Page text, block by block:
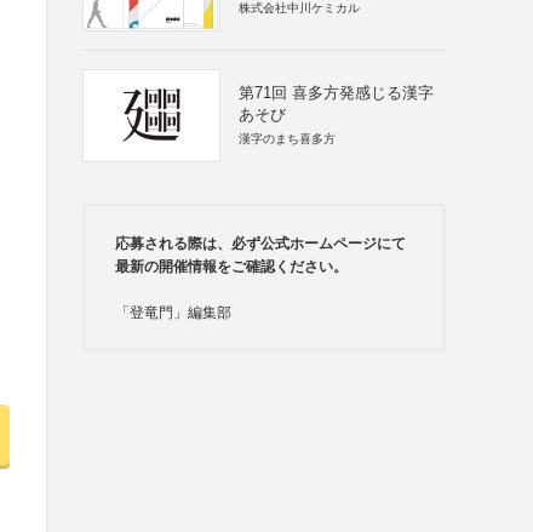
株式会社中川ケミカル
第71回 喜多方発感じる漢字
あそび
漢字のまち喜多方
応募される際は、必ず公式ホームページにて
最新の開催情報をご確認ください。
「登竜門」編集部